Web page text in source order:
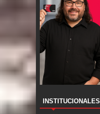
INSTITUCIONALES